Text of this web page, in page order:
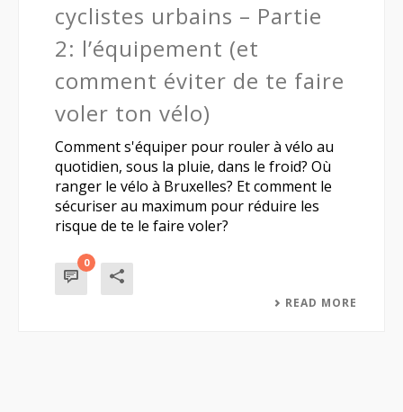
cyclistes urbains – Partie
2: l’équipement (et
comment éviter de te faire
voler ton vélo)
Comment s'équiper pour rouler à vélo au
quotidien, sous la pluie, dans le froid? Où
ranger le vélo à Bruxelles? Et comment le
sécuriser au maximum pour réduire les
risque de te le faire voler?
0
READ MORE